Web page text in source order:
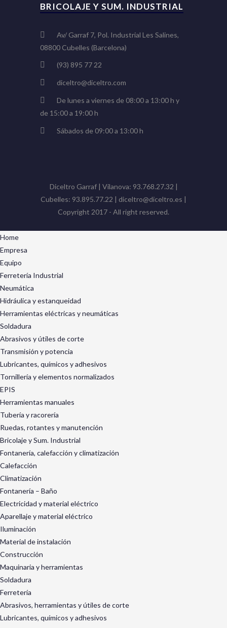
BRICOLAJE Y SUM. INDUSTRIAL
Av/ Garraf 7, Pol. Industrial Les Salines,
08800 Cubelles (Barcelona)
(93) 895 77 22
diceltro@diceltro.com
De lunes a viernes de 08:00 a 13:00 h y
de 15:00 a 19:00 h
Sábados de 09:00 a 13:00 h
Diceltro Garraf | Vilanova: 93.768.27.32 |
Cubelles: 93.895.77.22 | diceltro@diceltro.es |
Copyright 2017 - All right reserved.
Home
Empresa
Equipo
Ferretería Industrial
Neumática
Hidráulica y estanqueidad
Herramientas eléctricas y neumáticas
Soldadura
Abrasivos y útiles de corte
Transmisión y potencia
Lubricantes, químicos y adhesivos
Tornillería y elementos normalizados
EPIS
Herramientas manuales
Tubería y racorería
Ruedas, rotantes y manutención
Bricolaje y Sum. Industrial
Fontanería, calefacción y climatización
Calefacción
Climatización
Fontanería – Baño
Electricidad y material eléctrico
Aparellaje y material eléctrico
Iluminación
Material de instalación
Construcción
Maquinaria y herramientas
Soldadura
Ferretería
Abrasivos, herramientas y útiles de corte
Lubricantes, químicos y adhesivos